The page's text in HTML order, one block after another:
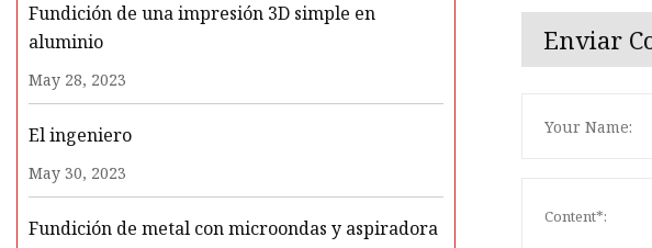
Fundición de una impresión 3D simple en
aluminio
May 28, 2023
El ingeniero
May 30, 2023
Fundición de metal con microondas y aspiradora
Enviar